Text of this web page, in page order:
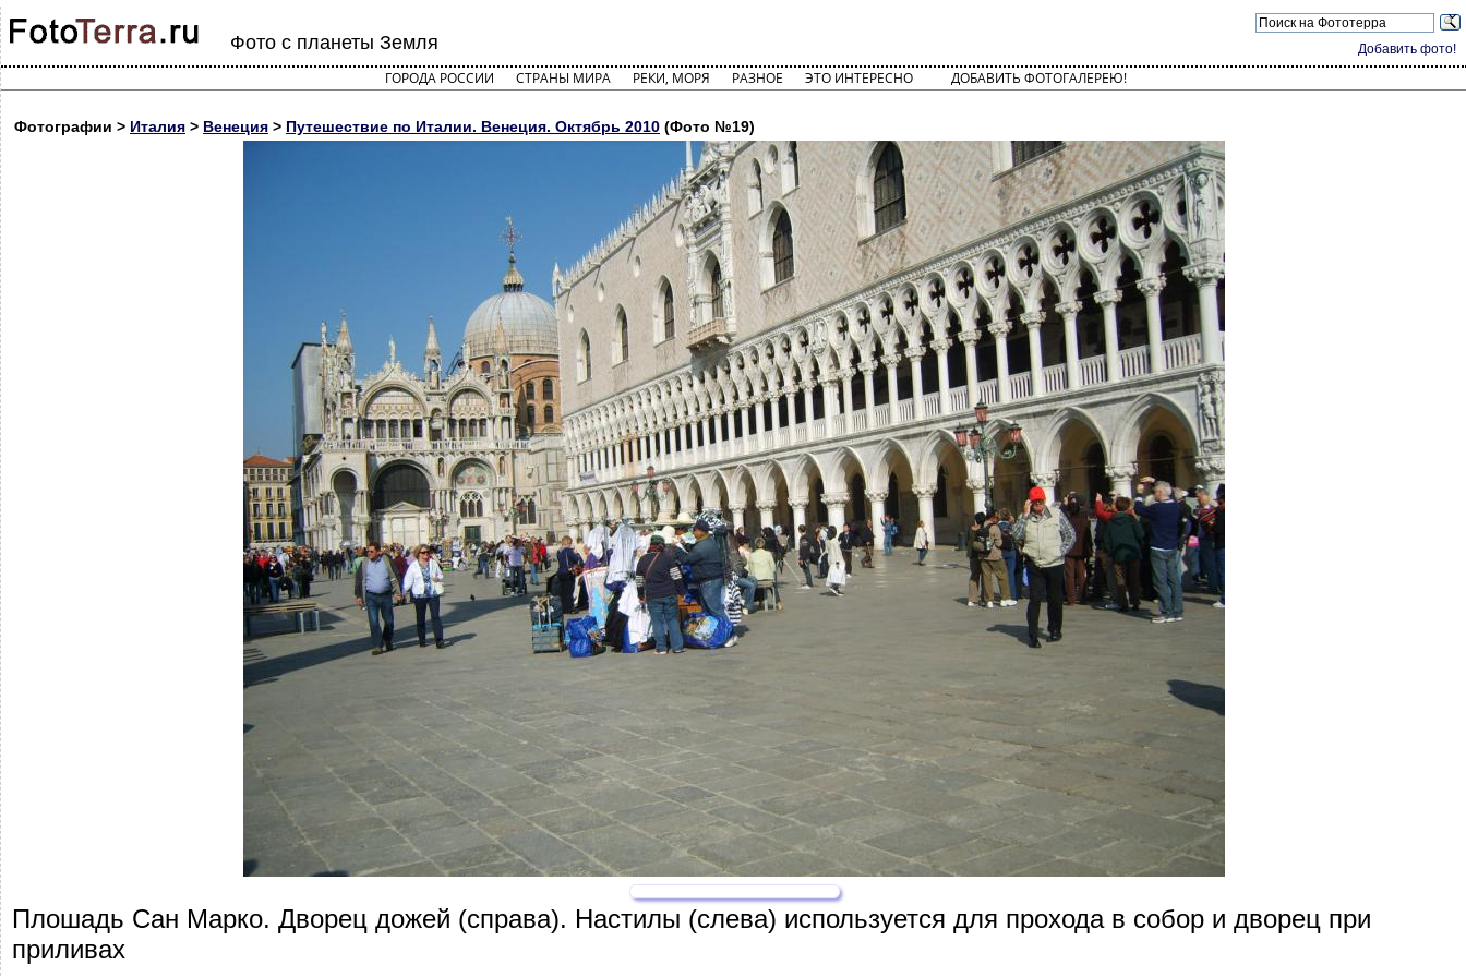
Добавить фото!
Фото с планеты Земля
ГОРОДА РОССИИ СТРАНЫ МИРА РЕКИ, МОРЯ РАЗНОЕ ЭТО ИНТЕРЕСНО ДОБАВИТЬ ФОТОГАЛЕРЕЮ!
Фотографии > Италия > Венеция > Путешествие по Италии. Венеция. Октябрь 2010 (Фото №19)
Плошадь Сан Марко. Дворец дожей (справа). Настилы (слева) используется для прохода в собор и дворец при
приливах